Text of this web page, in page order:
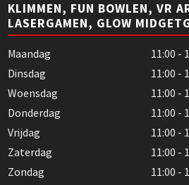
KLIMMEN, FUN BOWLEN, VR
LASERGAMEN, GLOW
Maandag
11:00 -
Dinsdag
11:00 -
Woensdag
11:00 -
Donderdag
11:00 -
Vrijdag
11:00 -
Zaterdag
11:00 -
Zondag
11:00 -